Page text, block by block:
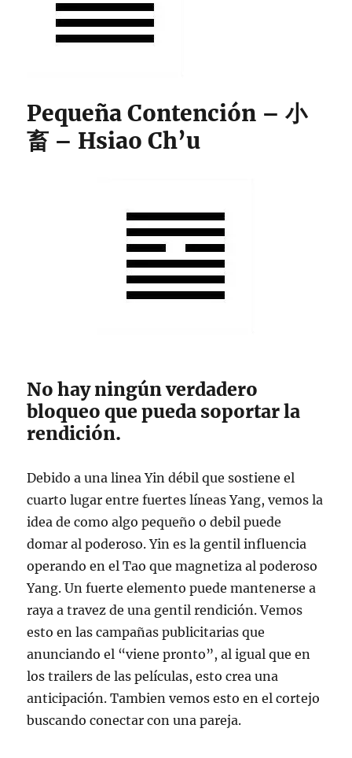
Pequeña Contención – 小
畜 – Hsiao Ch’u
No hay ningún verdadero
bloqueo que pueda soportar la
rendición.
Debido a una linea Yin débil que sostiene el
cuarto lugar entre fuertes líneas Yang, vemos la
idea de como algo pequeño o debil puede
domar al poderoso. Yin es la gentil influencia
operando en el Tao que magnetiza al poderoso
Yang. Un fuerte elemento puede mantenerse a
raya a travez de una gentil rendición. Vemos
esto en las campañas publicitarias que
anunciando el “viene pronto”, al igual que en
los trailers de las películas, esto crea una
anticipación. Tambien vemos esto en el cortejo
buscando conectar con una pareja.